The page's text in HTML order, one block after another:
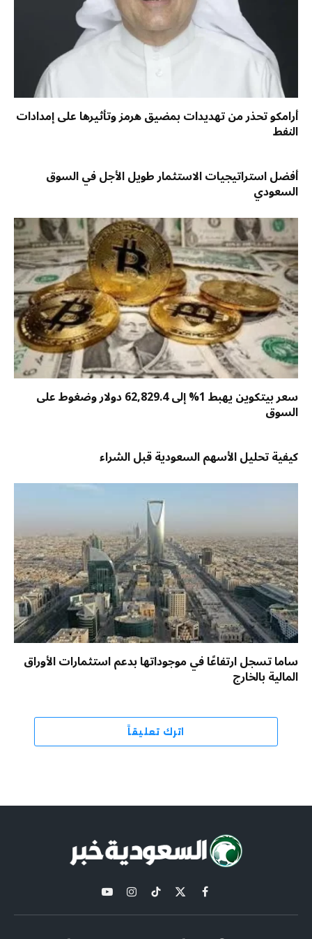
أرامكو تحذر من تهديدات بمضيق هرمز وتأثيرها على إمدادات
النفط
أفضل استراتيجيات الاستثمار طويل الأجل في السوق
السعودي
سعر بيتكوين يهبط 1% إلى 62,829.4 دولار وضغوط على
السوق
كيفية تحليل الأسهم السعودية قبل الشراء
ساما تسجل ارتفاعًا في موجوداتها بدعم استثمارات الأوراق
المالية بالخارج
اترك تعليقاً
فيسبوك
X
(Twitter)
تيكتوكالانستغراميوتيوب